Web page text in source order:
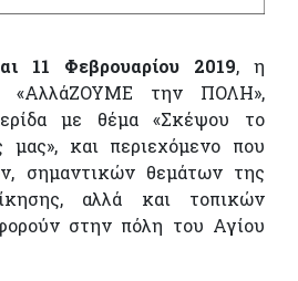
11 Φεβρουαρίου 2019, η
«ΑλλάΖΟΥΜΕ την ΠΟΛΗ»,
με θέμα «Σκέψου το
και περιεχόμενο που
σημαντικών θεμάτων της
αλλά και τοπικών
στην πόλη του Αγίου